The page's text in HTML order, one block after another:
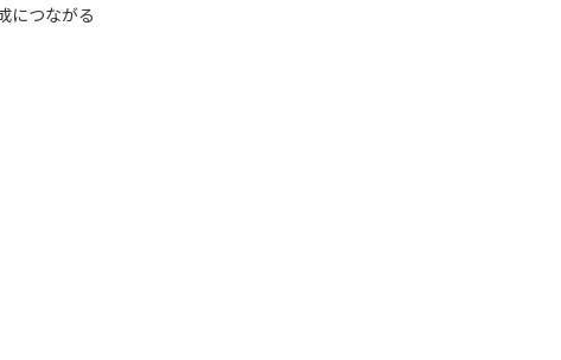
につながる